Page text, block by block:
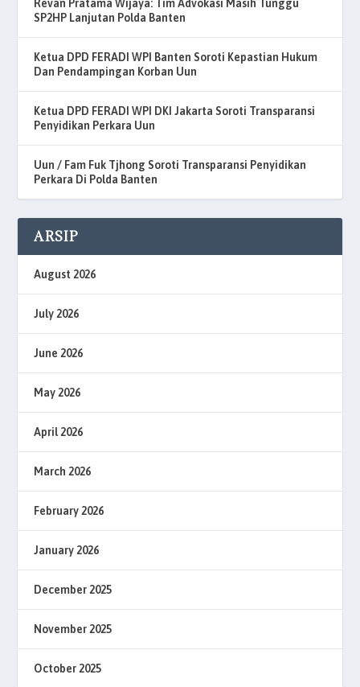
Revan Pratama Wijaya: Tim Advokasi Masih Tunggu
SP2HP Lanjutan Polda Banten
Ketua DPD FERADI WPI Banten Soroti Kepastian Hukum
Dan Pendampingan Korban Uun
Ketua DPD FERADI WPI DKI Jakarta Soroti Transparansi
Penyidikan Perkara Uun
Uun / Fam Fuk Tjhong Soroti Transparansi Penyidikan
Perkara Di Polda Banten
ARSIP
August 2026
July 2026
June 2026
May 2026
April 2026
March 2026
February 2026
January 2026
December 2025
November 2025
October 2025